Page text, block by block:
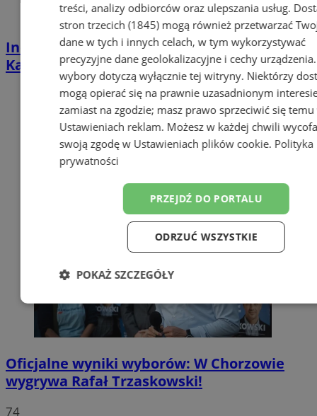
Industrialna podróż przez Chorzów i
Katowice. Nadchodzi HUTBANA 2026
Oficjalne wyniki wyborów: W Chorzowie
wygrywa Rafał Trzaskowski!
74
treści, analizy odbiorców oraz ulepszania usług.
stron trzecich (1845)mogą również przetwarzać
dane w tych i innych celach, w tym wykorzystywać
precyzyjne dane geolokalizacyjne i cechy
wybory dotyczą wyłącznie tej witryny. Niektórzy
mogą opierać się na prawnie uzasadnionym
zamiast na zgodzie; masz prawo sprzeciwić się temu
Ustawieniach reklam. Możesz w każdej chwili
swoją zgodę w Ustawieniach plików cookie. Polityka
prywatności
PRZEJDŹ DO PORTALU
ODRZUĆ WSZYSTKIE
POKAŻ SZCZEGÓŁY
Niezbędne Wydajność
Funkcjonalność